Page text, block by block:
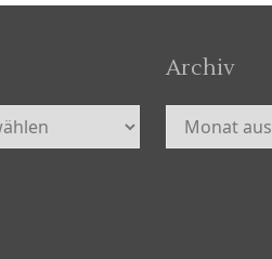
Archiv
Archiv